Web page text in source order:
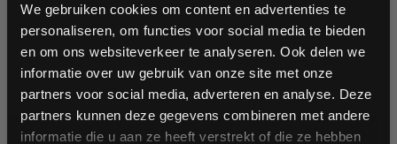
We gebruiken cookies om content en advertenties te
personaliseren, om functies voor social media te bieden
en om ons websiteverkeer te analyseren. Ook delen we
informatie over uw gebruik van onze site met onze
partners voor social media, adverteren en analyse. Deze
partners kunnen deze gegevens combineren met andere
informatie die u aan ze heeft verstrekt of die ze hebben
Lifemaxx LMX 1144
opbergsysteem voor
pumpdiscs en bars
Ruim op voorraad
1-3 werkdagen
Toorx Aerobic Pump Set
- 20 kg -
zwart/oranje/grijs
Niet op voorraad, vraag naar
de levertijd
€129,00
Schrijf je in voor onze nieuwsbrief om op de hoogte te
blijven over onze nieuwe producten, deals en meer
interessante info. Ontvang 5% korting op je eerstvolgende
aankoop! 😀